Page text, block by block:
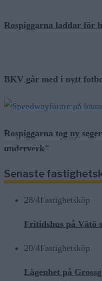
Rospiggarna laddar för
BKV går med i nytt
Rospiggarna tog ny
underverk"
Senaste
28/4Fastighetsköp
Fritidshus på Vätö
20/4Fastighetsköp
Lägenhet på